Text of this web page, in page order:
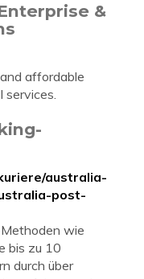
&
affordable
services.
australia-
post-
wie
bis zu 10
durch über